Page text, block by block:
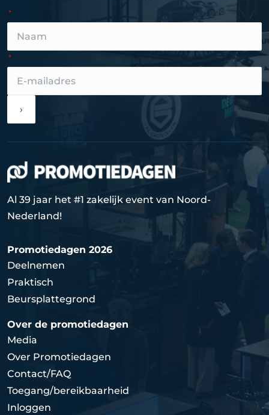
›
Al 39 jaar het #1 zakelijk event van Noord-
Nederland!
Promotiedagen 2026
Deelnemen
Praktisch
Beursplattegrond
Over de promotiedagen
Media
Over Promotiedagen
Contact/FAQ
Toegang/bereikbaarheid
Inloggen